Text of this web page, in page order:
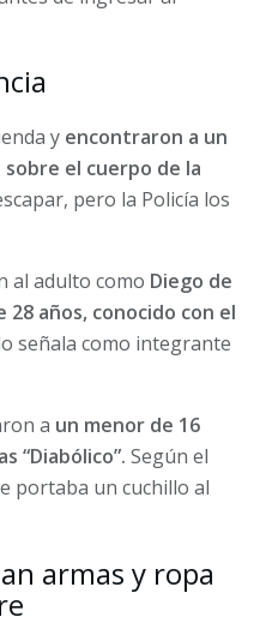
y encontraron a un
el cuerpo de la
pero la Policía los
al adulto como Diego de
28 años, conocido con el
señala como integrante
a un menor de 16
“Diabólico”. Según el
portaba un cuchillo al
armas y ropa